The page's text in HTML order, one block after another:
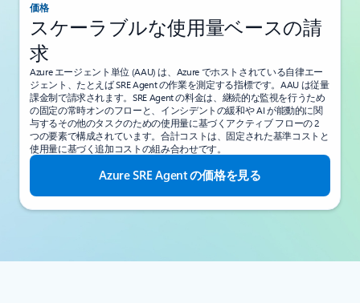
価格
スケーラブルな使用量ベースの請
求
Azure エージェント単位 (AAU) は、Azure でホストされている自律エー
ジェント、たとえば SRE Agent の作業を測定する指標です。AAU は従量
課金制で請求されます。SRE Agent の料金は、継続的な監視を行うため
の固定の常時オンのフローと、インシデントの緩和や AI が能動的に関
与するその他のタスクのための使用量に基づくアクティブ フローの 2
つの要素で構成されています。合計コストは、固定された基準コストと
使用量に基づく追加コストの組み合わせです。
Azure SRE Agent の価格を見る